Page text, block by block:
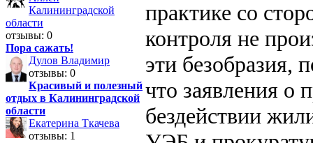
Калининградской
области
отзывы: 0
Пора сажать!
Дулов Владимир
отзывы: 0
Красивый и полезный
отдых в Калининградской
области
Екатерина Ткачева
отзывы: 1
практике со
контроля не
эти безобразия,
что заявления о
бездействии